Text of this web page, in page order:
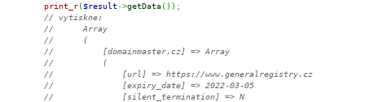
print_r($result->getData( ) ) ;
// vytiskne:
//      Array
//      (
//          [domainmaster.cz] => Array
//          (
//              [url] => https://www.generalregistry.cz
//              [expiry_date] => 2022-03-05
//              [silent_termination] => N